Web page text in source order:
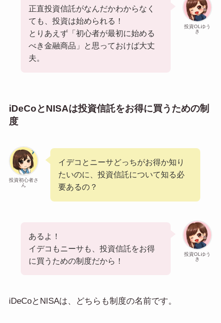
投資OLゆう
き
正直投資信託がなんだかわからなく
ても、投資は始められる！
とりあえず「初心者が最初に始める
べき金融商品」と思っておけば大丈
夫。
iDeCoとNISAは投資信託をお得に買うための制
度
投資初心者さ
ん
イデコとニーサどっちがお得か知り
たいのに、投資信託について知る必
要あるの？
投資OLゆう
き
あるよ！
イデコもニーサも、投資信託をお得
に買うための制度だから！
iDeCoとNISAは、どちらも制度の名前です。